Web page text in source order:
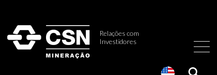
Relações com
Investidores